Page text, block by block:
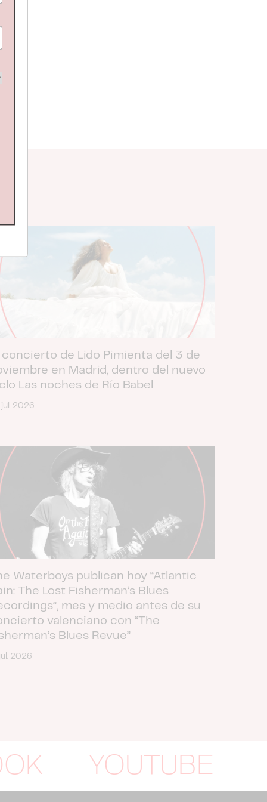
concierto de Lido Pimienta del 3 de
en Madrid, dentro del nuevo
Las noches de Río Babel
2026
Waterboys publican hoy “Atlantic
The Lost Fisherman’s Blues
mes y medio antes de su
valenciano con “The
Blues Revue”
2026
YOUTUBE